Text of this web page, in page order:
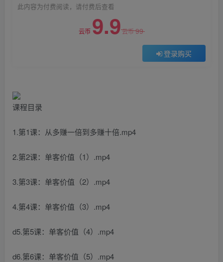
此内容为付费阅读，请付费后查看
云币 9.9云币99
登录购买
课程目录
1.第1课：从多赚一倍到多赚十倍.mp4
2.第2课：单客价值（1）.mp4
3.第3课：单客价值（2）.mp4
4.第4课：单客价值（3）.mp4
d5.第5课：单客价值（4）.mp4
d6.第6课：单客价值（5）.mp4